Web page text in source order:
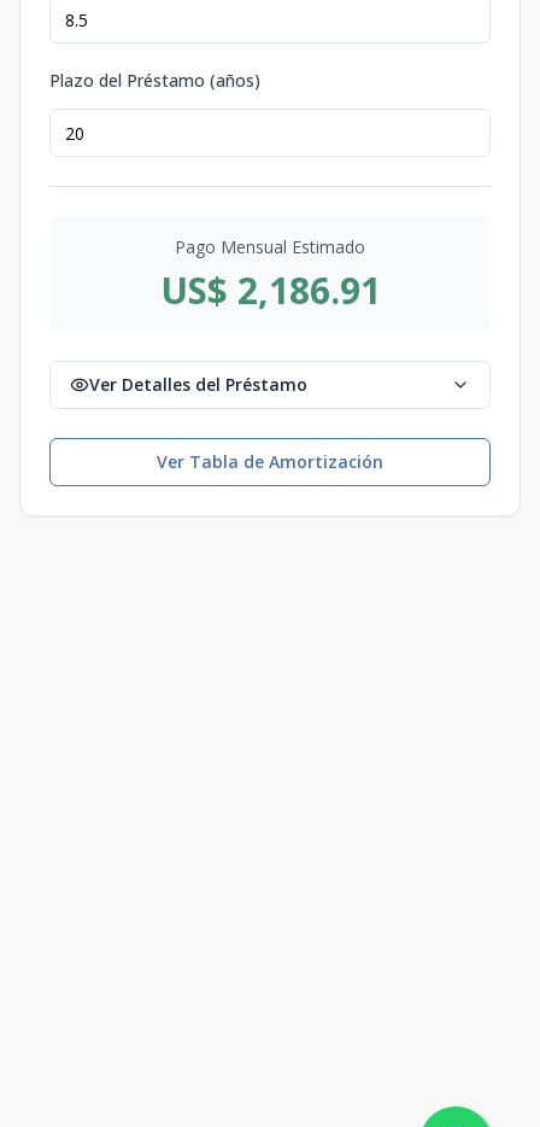
Plazo del Préstamo (años)
Pago Mensual Estimado
US$ 2,186.91
Ver Detalles del Préstamo
Ver Tabla de Amortización